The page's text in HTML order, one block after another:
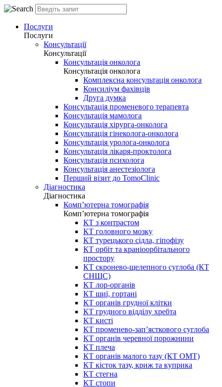
Послуги
Послуги
Консультації
Консультації
Консультація онколога
Консультація онколога
Комплексна консультація онколога
Консиліум фахівців
Друга думка
Консультація променевого терапевта
Консультація мамолога
Консультація хірурга-онколога
Консультація гінеколога-онколога
Консультація уролога-онколога
Консультація лікаря-проктолога
Консультація психолога
Консультація анестезіолога
Перший візит до TomoClinic
Діагностика
Діагностика
Комп’ютерна томографія
Комп’ютерна томографія
КТ з контрастом
КТ головного мозку
КТ турецького сідла, гіпофізу
КТ орбіт та краніоорбітального
простору
КТ скронево-щелепного суглоба (КТ
СНЩС)
КТ лор-органів
КТ шиї, гортані
КТ органів грудної клітки
КТ грудного відділу хребта
КТ кисті
КТ променево-зап’ясткового суглоба
КТ органів черевної порожнини
КТ плеча
КТ органів малого тазу (КТ ОМТ)
КТ кісток тазу, криж та куприка
КТ стегна
КТ стопи